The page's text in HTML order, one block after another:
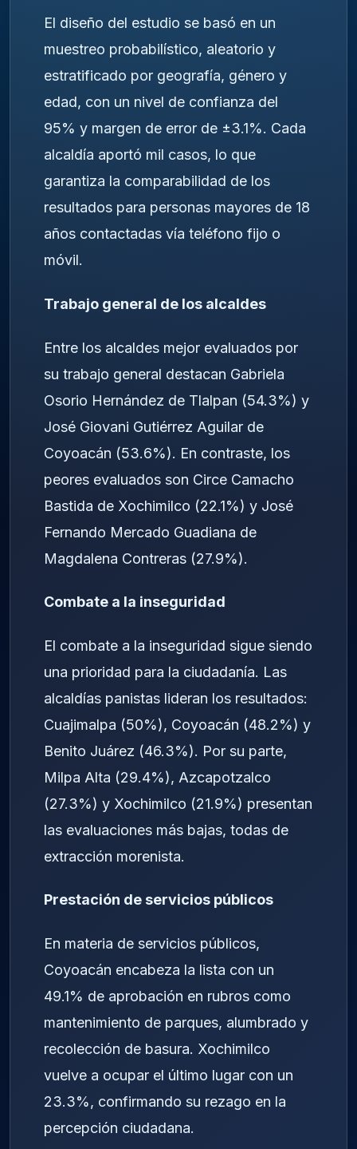
El diseño del estudio se basó en un
muestreo probabilístico, aleatorio y
estratificado por geografía, género y
edad, con un nivel de confianza del
95% y margen de error de ±3.1%. Cada
alcaldía aportó mil casos, lo que
garantiza la comparabilidad de los
resultados para personas mayores de 18
años contactadas vía teléfono fijo o
móvil.
Trabajo general de los alcaldes
Entre los alcaldes mejor evaluados por
su trabajo general destacan Gabriela
Osorio Hernández de Tlalpan (54.3%) y
José Giovani Gutiérrez Aguilar de
Coyoacán (53.6%). En contraste, los
peores evaluados son Circe Camacho
Bastida de Xochimilco (22.1%) y José
Fernando Mercado Guadiana de
Magdalena Contreras (27.9%).
Combate a la inseguridad
El combate a la inseguridad sigue siendo
una prioridad para la ciudadanía. Las
alcaldías panistas lideran los resultados:
Cuajimalpa (50%), Coyoacán (48.2%) y
Benito Juárez (46.3%). Por su parte,
Milpa Alta (29.4%), Azcapotzalco
(27.3%) y Xochimilco (21.9%) presentan
las evaluaciones más bajas, todas de
extracción morenista.
Prestación de servicios públicos
En materia de servicios públicos,
Coyoacán encabeza la lista con un
49.1% de aprobación en rubros como
mantenimiento de parques, alumbrado y
recolección de basura. Xochimilco
vuelve a ocupar el último lugar con un
23.3%, confirmando su rezago en la
percepción ciudadana.